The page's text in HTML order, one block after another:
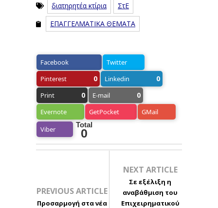
διατηρητέα κτίρια
ΣτΕ
ΕΠΑΓΓΕΛΜΑΤΙΚΑ ΘΕΜΑΤΑ
Facebook
Twitter
Pinterest
0 Linkedin 0
Print 0 E-mail 0
Evernote GetPocket GMail
Viber
Total
0
PREVIOUS ARTICLE
Προσαρμογή στα νέα
NEXT ARTICLE
Σε εξέλιξη η
αναβάθμιση του
Επιχειρηματικού